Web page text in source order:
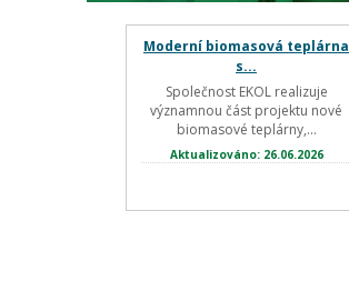
Moderní biomasová teplárna
s...
Společnost EKOL realizuje
významnou část projektu nové
biomasové teplárny,...
Aktualizováno: 26.06.2026